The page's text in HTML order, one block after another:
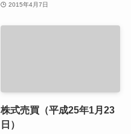
2015年4月7日
株式売買（平成25年1月23
日）